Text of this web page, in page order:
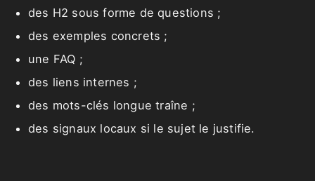
des H2 sous forme de questions ;
des exemples concrets ;
une FAQ ;
des liens internes ;
des mots-clés longue traîne ;
des signaux locaux si le sujet le justifie.